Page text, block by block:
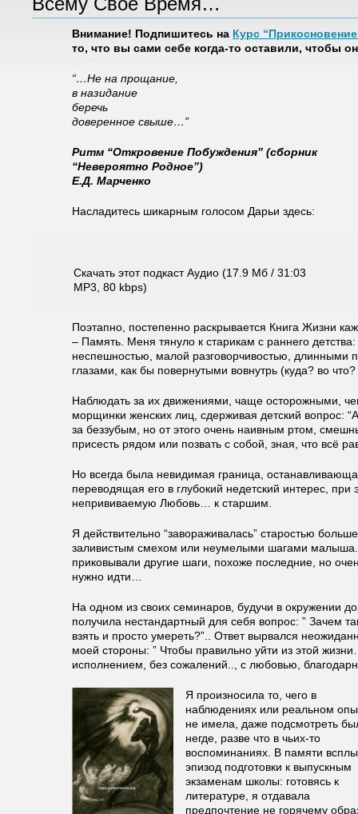
Внимание! Подпишитесь на Курс
то, что вы сами себе когда-то оставили, чтобы
“…Не на прощание,
в назидание
беречь
доверенное свыше…”
Ритм “Откровение Побуждения” (сборник
“Невероятно Родное”)
Е.Д. Марченко
Насладитесь шикарным голосом Дарьи здесь:
Скачать этот подкаст Аудио (17.9 Мб / 31:03
MP3, 80 kbps)
Поэтапно, постепенно раскрывается Книга Жизни
– Память. Меня тянуло к старикам с раннего
неспешностью, малой разговорчивостью, длинными
глазами, как бы повернутыми вовнутрь (куда? во
Наблюдать за их движениями, чаще осторожными,
морщинки женских лиц, сдерживая детский вопрос:
за беззубым, но от этого очень наивным ртом,
присесть рядом или позвать с собой, зная, что всё
Но всегда была невидимая граница,
переводящая его в глубокий недетский интерес,
непрививаемую Любовь… к старшим.
Я действительно “завораживалась” старостью
заливистым смехом или неумелыми шагами
приковывали другие шаги, похоже последние, но
нужно идти…
На одном из своих семинаров, будучи в окружении
получила нестандартный для себя вопрос: ” Зачем
взять и просто умереть?”.. Ответ вырвался
моей стороны: ” Чтобы правильно уйти из этой
исполнением, без сожалений.., с любовью,
Я произносила то, чего в
наблюдениях или реальном
не имела, даже подсмотреть
негде, разве что в чьих-то
воспоминаниях. В памяти
эпизод подготовки к выпускным
экзаменам школы: готовясь к
литературе, я отдавала
предпочтение не горячему